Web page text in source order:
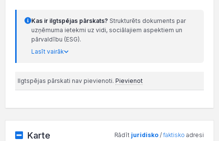
Kas ir ilgtspējas pārskats? Strukturēts dokuments par
uzņēmuma ietekmi uz vidi, sociālajiem aspektiem un
pārvaldību (ESG).
Lasīt vairāk
Ilgtspējas pārskati nav pievienoti. Pievienot
Karte Rādīt juridisko /faktisko adresi